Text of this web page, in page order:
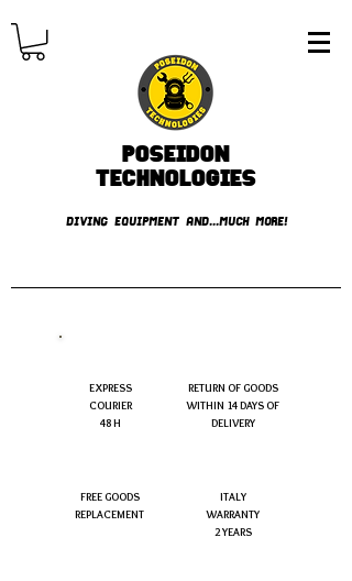
Poseidon
TECHNOLOGIES
DIVING EQUIPMENT AND...MUCH MORE!
EXPRESS
COURIER
48 H
FREE GOODS
REPLACEMENT
RETURN OF GOODS
WITHIN 14 DAYS OF
DELIVERY
ITALY
WARRANTY
2 YEARS